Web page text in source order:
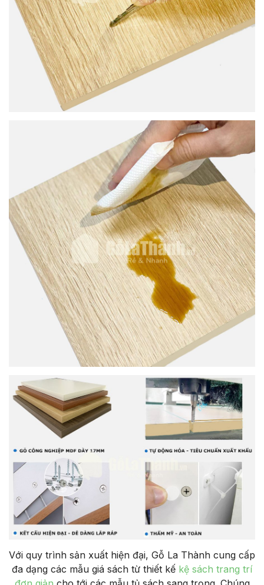
Với quy trình sản xuất hiện đại, Gỗ La Thành cung cấp
đa dạng các mẫu giá sách từ thiết kế kệ sách trang trí